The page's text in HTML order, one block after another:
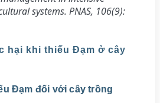
systems. PNAS, 106(9):
hại khi thiếu Đạm ở cây
Đạm đối với cây trồng